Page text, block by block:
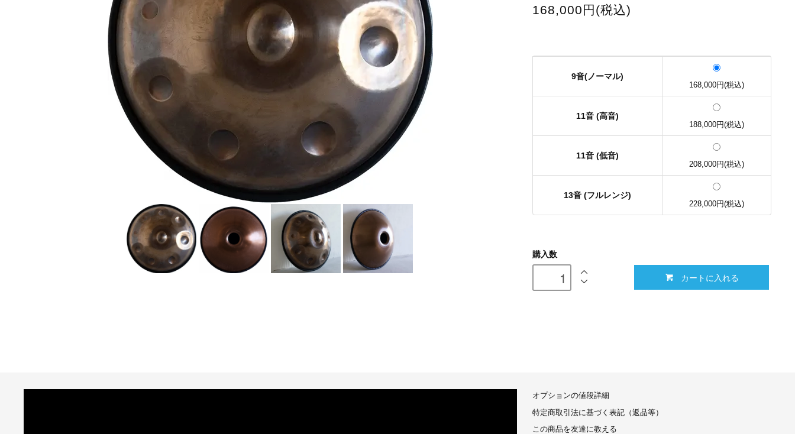
168,000円(税込)
9音(ノーマル)
168,000円(税込)
11音 (高音)
188,000円(税込)
11音 (低音)
208,000円(税込)
13音 (フルレンジ)
228,000円(税込)
購入数
カートに入れる
オプションの値段詳細
特定商取引法に基づく表記（返品等）
この商品を友達に教える